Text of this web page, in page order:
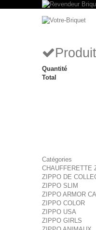
Quantité
Total
Catégories
CHAUFFERETTE
ZIPPO DE
ZIPPO SLIM
ZIPPO ARMOR
ZIPPO COLOR
ZIPPO USA
ZIPPO GIRLS